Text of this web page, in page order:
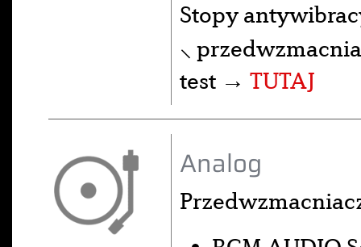
Stopy
⸜
test → TUTAJ
Analog